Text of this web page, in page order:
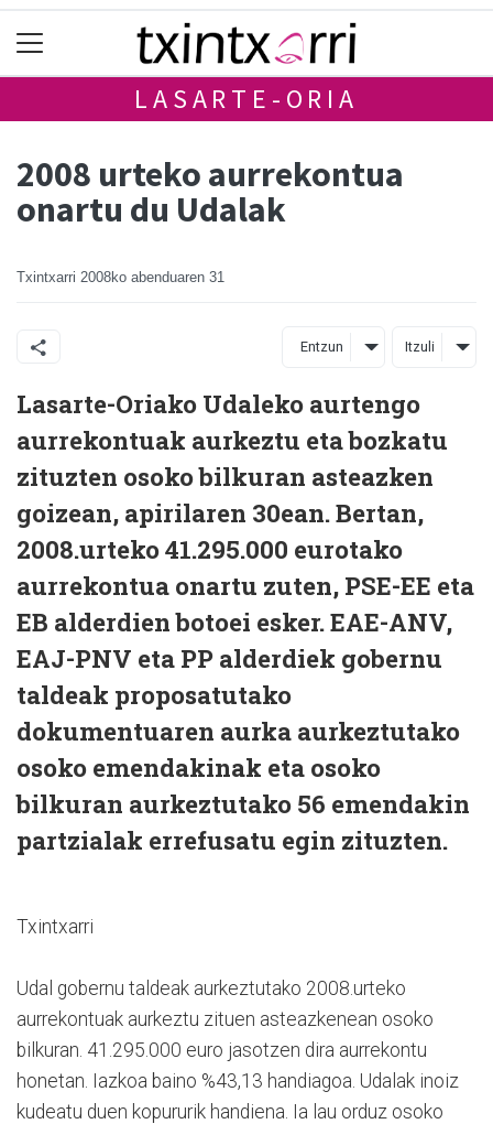
LASARTE-ORIA
2008 urteko aurrekontua
onartu du Udalak
Txintxarri 2008ko abenduaren 31
Entzun Itzuli
Lasarte-Oriako Udaleko aurtengo
aurrekontuak aurkeztu eta bozkatu
zituzten osoko bilkuran asteazken
goizean, apirilaren 30ean. Bertan,
2008.urteko 41.295.000 eurotako
aurrekontua onartu zuten, PSE-EE eta
EB alderdien botoei esker. EAE-ANV,
EAJ-PNV eta PP alderdiek gobernu
taldeak proposatutako
dokumentuaren aurka aurkeztutako
osoko emendakinak eta osoko
bilkuran aurkeztutako 56 emendakin
partzialak errefusatu egin zituzten.
Txintxarri
Udal gobernu taldeak aurkeztutako 2008.urteko
aurrekontuak aurkeztu zituen asteazkenean osoko
bilkuran. 41.295.000 euro jasotzen dira aurrekontu
honetan. Iazkoa baino %43,13 handiagoa. Udalak inoiz
kudeatu duen kopururik handiena. Ia lau orduz osoko